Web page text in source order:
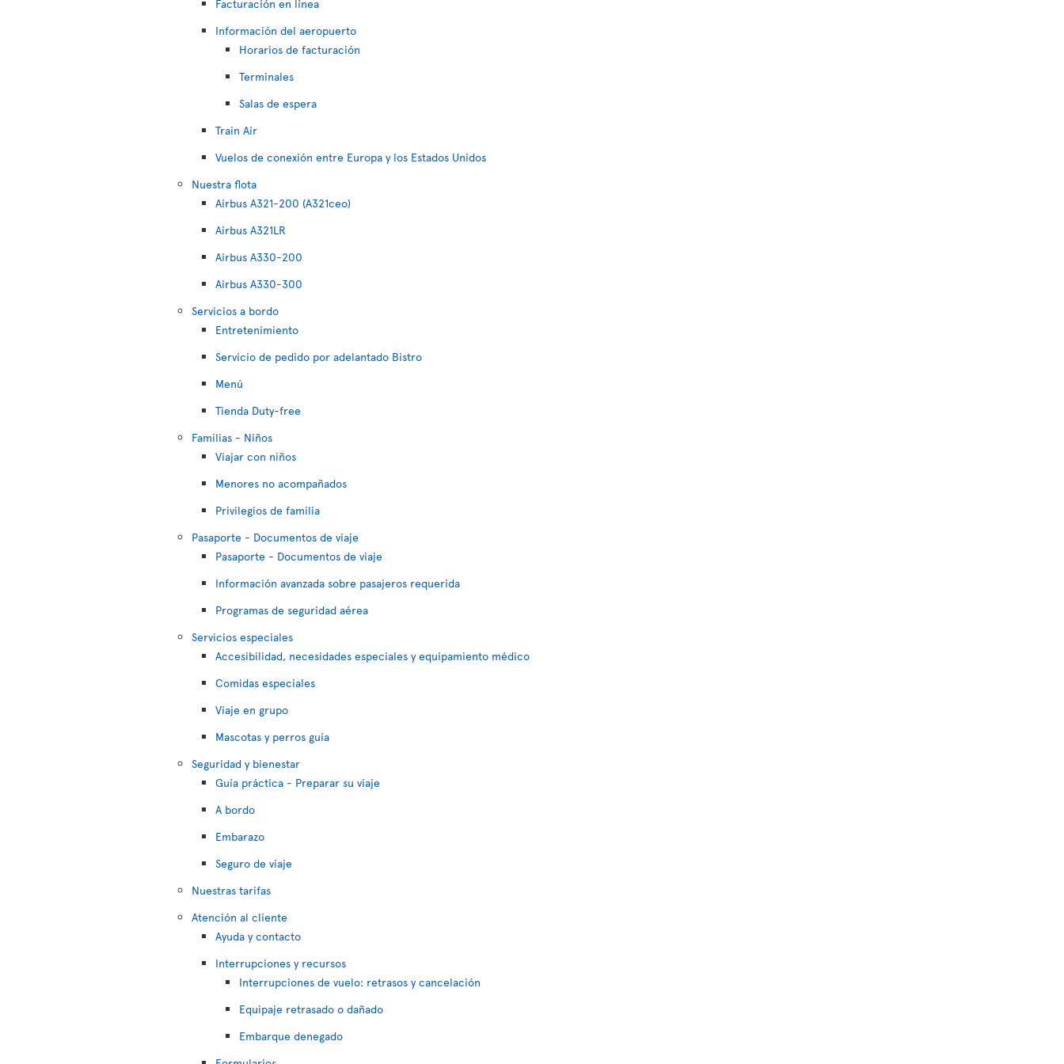
Facturación en línea
Información del aeropuerto
Horarios de facturación
Terminales
Salas de espera
Train Air
Vuelos de conexión entre Europa y los Estados Unidos
Nuestra flota
Airbus A321-200 (A321ceo)
Airbus A321LR
Airbus A330-200
Airbus A330-300
Servicios a bordo
Entretenimiento
Servicio de pedido por adelantado Bistro
Menú
Tienda Duty-free
Familias - Niños
Viajar con niños
Menores no acompañados
Privilegios de familia
Pasaporte - Documentos de viaje
Pasaporte - Documentos de viaje
Información avanzada sobre pasajeros requerida
Programas de seguridad aérea
Servicios especiales
Accesibilidad, necesidades especiales y equipamiento médico
Comidas especiales
Viaje en grupo
Mascotas y perros guía
Seguridad y bienestar
Guía práctica - Preparar su viaje
A bordo
Embarazo
Seguro de viaje
Nuestras tarifas
Atención al cliente
Ayuda y contacto
Interrupciones y recursos
Interrupciones de vuelo: retrasos y cancelación
Equipaje retrasado o dañado
Embarque denegado